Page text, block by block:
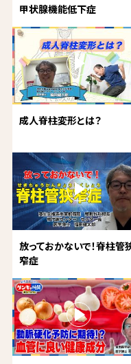
甲状腺機能低下症
成人脊柱変形とは？
放っておかないで！脊柱管
窄症